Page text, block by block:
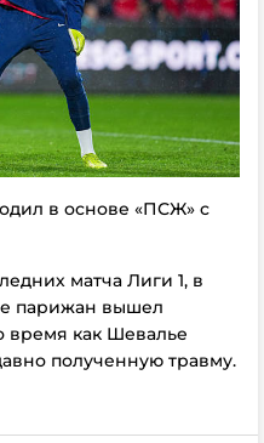
в основе «ПСЖ» с
матча Лиги 1, в
парижан вышел
время как Шевалье
полученную травму.